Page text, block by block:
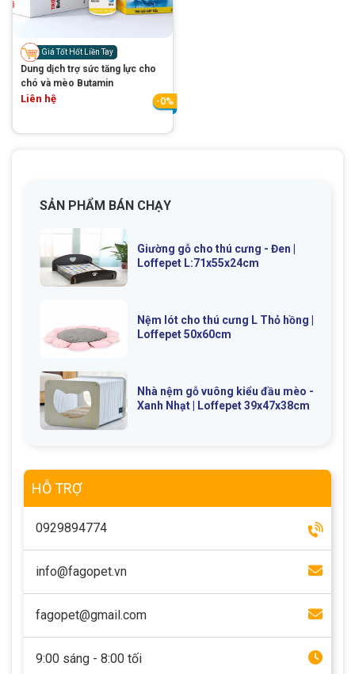
spa cho thú cưng
CHÍNH SÁCH
Chính sách mua hàng
Chính sách đổi trả
LIÊN HỆ
0929894774
Giá Tốt Hốt Liền Tay
Dung dịch trợ sức tăng lực cho
chó và mèo Butamin
Liên hệ -0%
SẢN PHẨM BÁN CHẠY
Giường gỗ cho thú cưng - Đen |
Loffepet L:71x55x24cm
Nệm lót cho thú cưng L Thỏ hồng |
Loffepet 50x60cm
Nhà nệm gỗ vuông kiểu đầu mèo -
Xanh Nhạt | Loffepet 39x47x38cm
HỖ TRỢ
0929894774
info@fagopet.vn
fagopet@gmail.com
9:00 sáng - 8:00 tối